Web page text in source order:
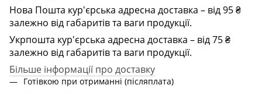
Нова Пошта кур'єрська адресна доставка – від 95 ₴
залежно від габаритів та ваги продукції.
Укрпошта кур'єрська адресна доставка – від 75 ₴
залежно від габаритів та ваги продукції.
Більше інформації про доставку
Готівкою при отриманні (післяплата)